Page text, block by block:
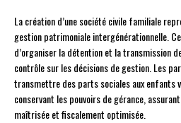
La création d’une société civile familiale
gestion patrimoniale intergénérationnelle.
d’organiser la détention et la transmission
contrôle sur les décisions de gestion. Les
transmettre des parts sociales aux enfants
conservant les pouvoirs de gérance,
maîtrisée et fiscalement optimisée.